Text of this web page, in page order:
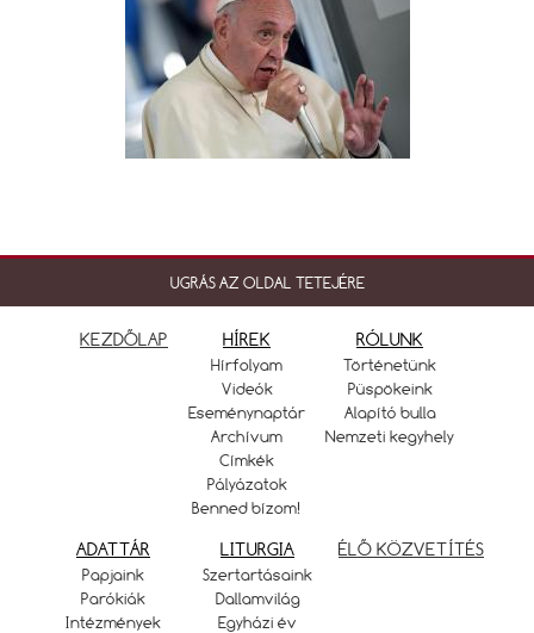
UGRÁS AZ OLDAL TETEJÉRE
KEZDŐLAP HÍREK
Hírfolyam
Videók
Eseménynaptár
Archívum
Címkék
Pályázatok
Benned bízom!
RÓLUNK
Történetünk
Püspökeink
Alapító bulla
Nemzeti kegyhely
ADATTÁR
Papjaink
Parókiák
Intézmények
LITURGIA
Szertartásaink
Dallamvilág
Egyházi év
ÉLŐ KÖZVETÍTÉS